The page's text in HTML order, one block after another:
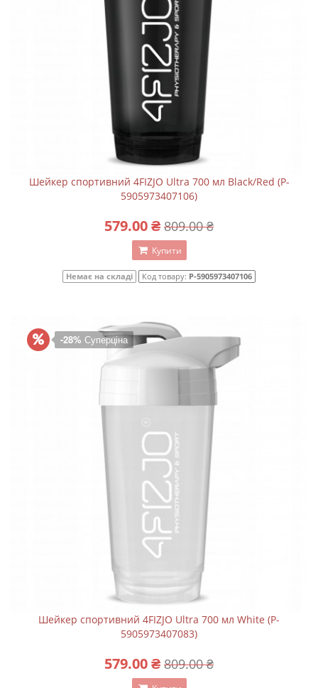
Шейкер спортивний 4FIZJO Ultra 700 мл Black/Red (P-
5905973407106)
579.00 ₴ 809.00 ₴
Купити
Немає на складі Код товару: P-5905973407106
-28% Суперціна
Шейкер спортивний 4FIZJO Ultra 700 мл White (P-
5905973407083)
579.00 ₴ 809.00 ₴